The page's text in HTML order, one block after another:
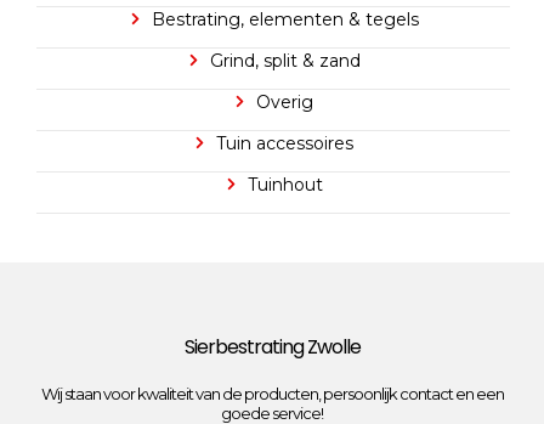
Bestrating, elementen & tegels
Grind, split & zand
Overig
Tuin accessoires
Tuinhout
Sierbestrating Zwolle
Wij staan voor kwaliteit van de producten, persoonlijk contact en een
goede service!